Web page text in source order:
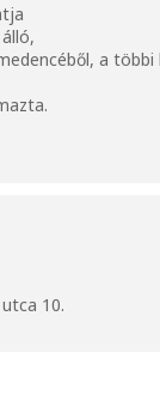
a többi
10.